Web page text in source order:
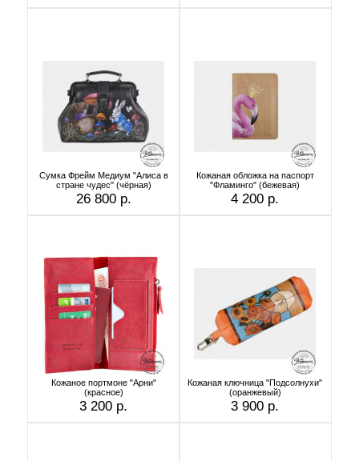
Сумка Фрейм Медиум "Алиса в
стране чудес" (чёрная)
26 800 р.
Кожаная обложка на паспорт
"Фламинго" (бежевая)
4 200 р.
Кожаное портмоне "Арни"
(красное)
3 200 р.
Кожаная ключница "Подсолнухи"
(оранжевый)
3 900 р.